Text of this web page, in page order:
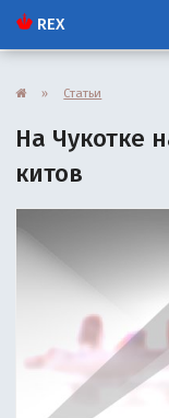
REX
» Статьи
На Чукотке
китов